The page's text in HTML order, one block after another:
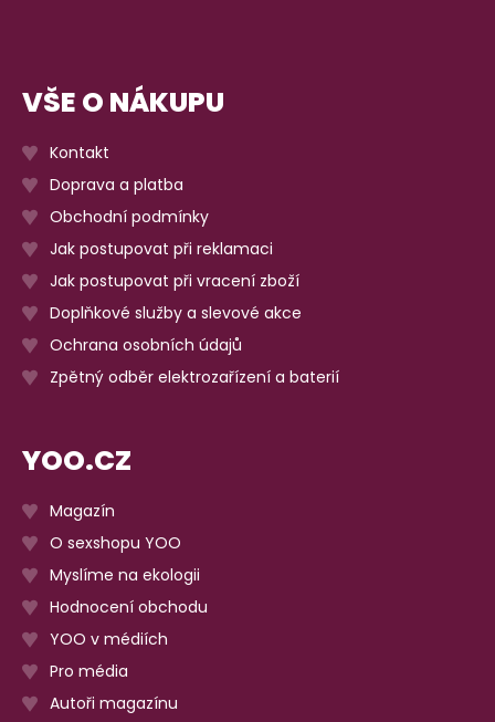
VŠE O NÁKUPU
Kontakt
Doprava a platba
Obchodní podmínky
Jak postupovat při reklamaci
Jak postupovat při vracení zboží
Doplňkové služby a slevové akce
Ochrana osobních údajů
Zpětný odběr elektrozařízení a baterií
YOO.CZ
Magazín
O sexshopu YOO
Myslíme na ekologii
Hodnocení obchodu
YOO v médiích
Pro média
Autoři magazínu